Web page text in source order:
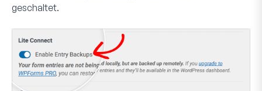
geschaltet.